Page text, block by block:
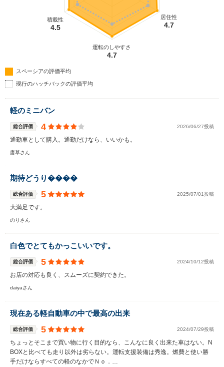
居住性
4.7
運転のしやすさ
4.7
積載性
4.5
スペーシアの評価平均
現行のハッチバックの評価平均
軽のミニバン
総合評価 4 2026/06/27投稿
通勤車として購入。通勤だけなら、いいかも。
唐草さん
期待どうり����
総合評価 5 2025/07/01投稿
大満足です。
のりさん
白色でとてもかっこいいです。
総合評価 5 2024/10/12投稿
お店の対応も良く、スムーズに契約できた。
daiyaさん
現在ある軽自動車の中で最高の出来
総合評価 5 2024/07/29投稿
ちょっとそこまで買い物に行く目的なら、こんなに良く出来た車はない。N
BOXと比べても走り以外は劣らない。運転支援装備は秀逸。燃費と使い勝
手だけならすべての軽のなかでＮｏ．…